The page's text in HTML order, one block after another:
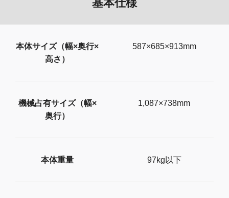
基本仕様
本体サイズ（幅×奥行×
高さ）
587×685×913mm
機械占有サイズ（幅×
奥行）
1,087×738mm
本体重量 97kg以下